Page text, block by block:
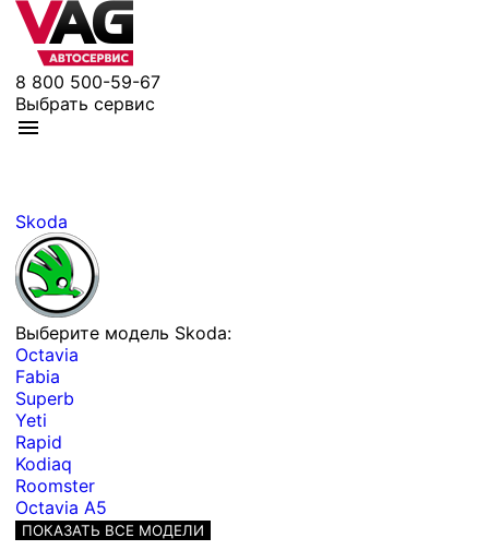
8 800 500-59-67
Выбрать сервис
Skoda
Выберите модель Skoda:
Octavia
Fabia
Superb
Yeti
Rapid
Kodiaq
Roomster
Octavia A5
ПОКАЗАТЬ ВСЕ МОДЕЛИ